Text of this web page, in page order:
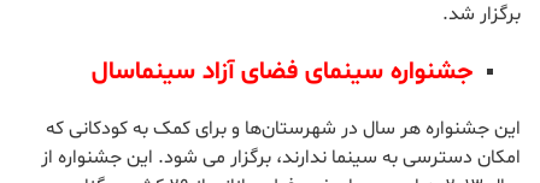
افزایش میزان شرکت زنان در سینما و رسانه، ایجاد فضای مناسب
برای بیان دیدگاه، ارتقای سطح تولید، ارتباطات زنان و همبستگی
به شعار توقف تبعیض جنسیتی و خشونت در سینما و رسانه برگزار
می‌شود. هفدهمین دوره آن هفتم مارس الی 5 می امسال در
شهرهای استانبول، آدانا، ازمیر، گیرسون، دیاربکر، آنتالیا و مرسین